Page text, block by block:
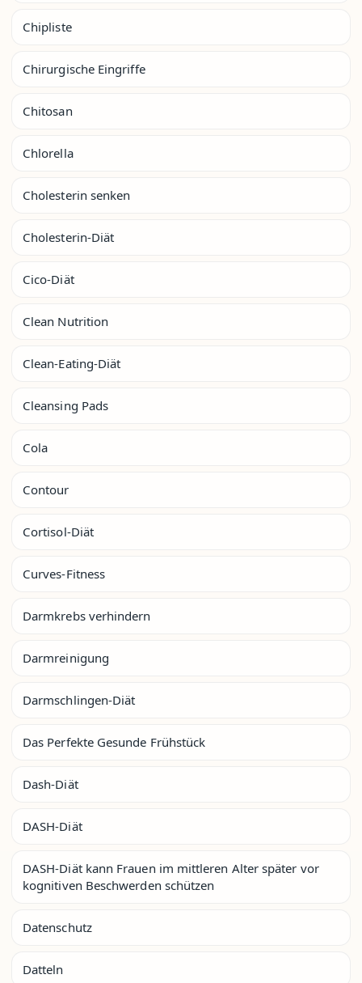
Chipliste
Chirurgische Eingriffe
Chitosan
Chlorella
Cholesterin senken
Cholesterin-Diät
Cico-Diät
Clean Nutrition
Clean-Eating-Diät
Cleansing Pads
Cola
Contour
Cortisol-Diät
Curves-Fitness
Darmkrebs verhindern
Darmreinigung
Darmschlingen-Diät
Das Perfekte Gesunde Frühstück
Dash-Diät
DASH-Diät
DASH-Diät kann Frauen im mittleren Alter später vor
kognitiven Beschwerden schützen
Datenschutz
Datteln